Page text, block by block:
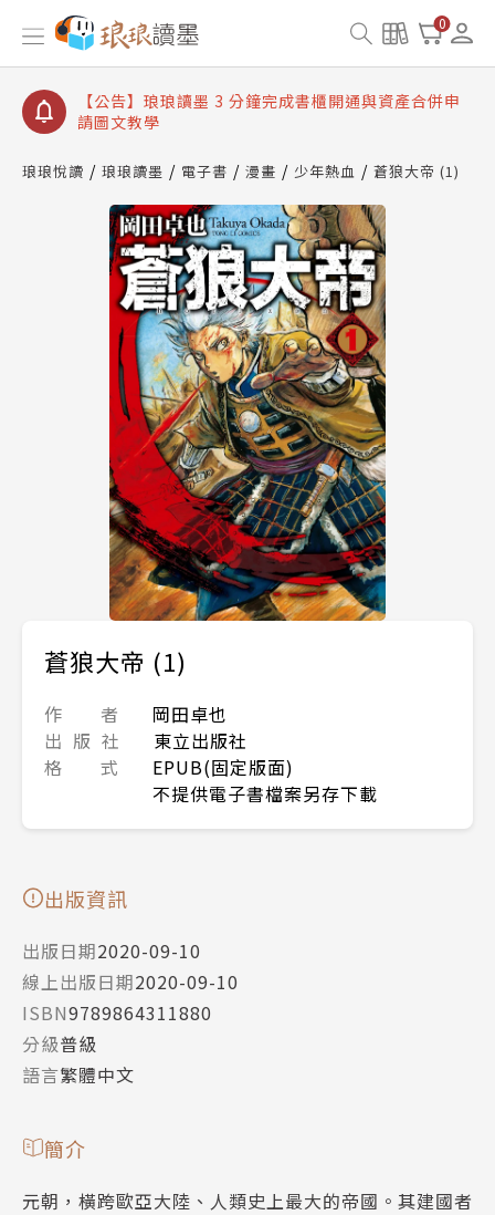
0
【公告】琅琅讀墨數位閱讀資產合併與書櫃開通申請
【公告】琅琅讀墨書櫃開通常見問題
【公告】琅琅讀墨 3 分鐘完成書櫃開通與資產合併申
請圖文教學
查詢
【公告】琅琅讀墨數位閱讀資產合併與書櫃開通申請
琅琅悅讀 琅琅讀墨 電子書 漫畫 少年熱血 蒼狼大帝 (1)
蒼狼大帝 (1)
作 者
岡田卓也
出 版 社
東立出版社
格 式
EPUB(固定版面)
不提供電子書檔案另存下載
出版資訊
出版日期2020-09-10
線上出版日期2020-09-10
ISBN9789864311880
分級普級
語言繁體中文
簡介
元朝，橫跨歐亞大陸、人類史上最大的帝國。其建國者